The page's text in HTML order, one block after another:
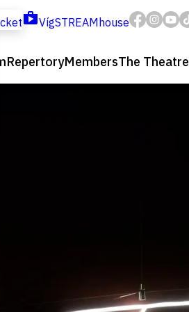
VígSTREAMhouse
RepertoryMembersThe Theatre